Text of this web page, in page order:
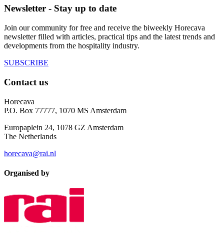
Newsletter - Stay up to date
Join our community for free and receive the biweekly Horecava
newsletter filled with articles, practical tips and the latest trends and
developments from the hospitality industry.
SUBSCRIBE
Contact us
Horecava
P.O. Box 77777, 1070 MS Amsterdam
Europaplein 24, 1078 GZ Amsterdam
The Netherlands
horecava@rai.nl
Organised by